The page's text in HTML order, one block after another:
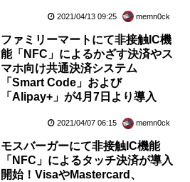
2021/04/13 09:25 memn0ck
ファミリーマートにて非接触IC機
能「NFC」によるかざす決済やス
マホ向け共通決済システム
「Smart Code」および
「Alipay+」が4月7日より導入
2021/04/07 06:15 memn0ck
モスバーガーにて非接触IC機能
「NFC」によるタッチ決済が導入
開始！VisaやMastercard、